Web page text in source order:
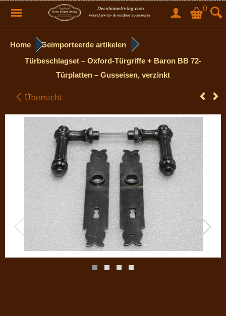
0
Home
Geimporteerde artikelen
Türbeschlagset – Oxford-Türgriffe + Baron BB 72-
Türplatten – Gusseisen, verzinkt
Übersicht